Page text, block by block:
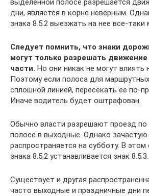
выделенной полосе разрешается
дни, является в корне неверным.
знака 8.5.2 выезжать на нее все-таки
Следует помнить, что знаки
могут только разрешать движение
части. Но они никак не могут влиять
Поэтому если полоса для
сплошной линией, пересекать ее по-
Иначе водитель будет оштрафован.
Обычно власти разрешают проезд по
полосе в выходные. Однако зачастую
распространяется на субботу. В этом
знака 8.5.2 устанавливается знак 8.5.3.
Существует и другая
часто выходные и праздничные дни